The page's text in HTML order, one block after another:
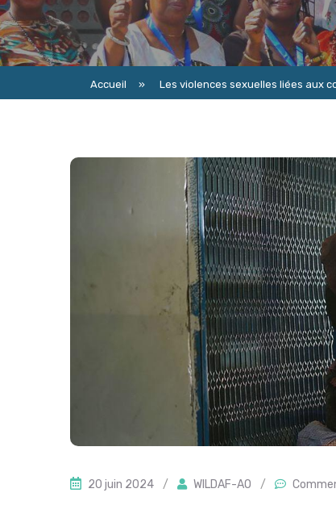
Accueil » Les violences sexuelles liées aux
20 juin 2024 / WILDAF-AO /